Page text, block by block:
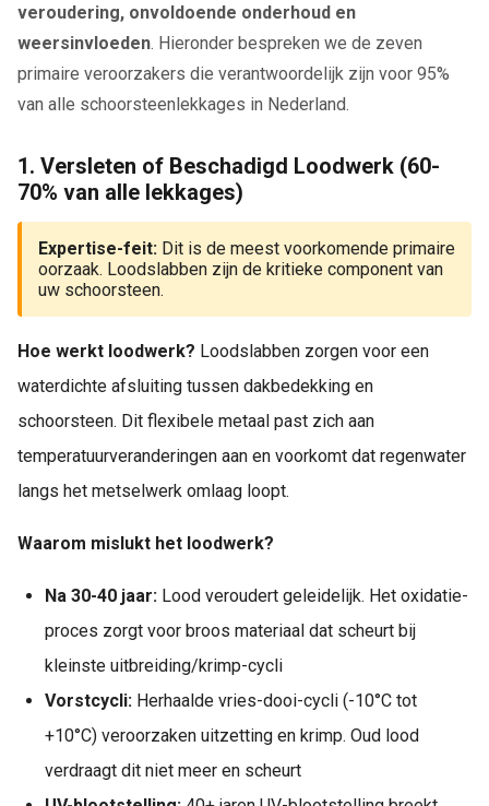
veroudering, onvoldoende onderhoud en
weersinvloeden. Hieronder bespreken we de zeven
primaire veroorzakers die verantwoordelijk zijn voor 95%
van alle schoorsteenlekkages in Nederland.
1. Versleten of Beschadigd Loodwerk (60-
70% van alle lekkages)
Expertise-feit: Dit is de meest voorkomende primaire
oorzaak. Loodslabben zijn de kritieke component van
uw schoorsteen.
Hoe werkt loodwerk? Loodslabben zorgen voor een
waterdichte afsluiting tussen dakbedekking en
schoorsteen. Dit flexibele metaal past zich aan
temperatuurveranderingen aan en voorkomt dat regenwater
langs het metselwerk omlaag loopt.
Waarom mislukt het loodwerk?
Na 30-40 jaar: Lood veroudert geleidelijk. Het oxidatie-
proces zorgt voor broos materiaal dat scheurt bij
kleinste uitbreiding/krimp-cycli
Vorstcycli: Herhaalde vries-dooi-cycli (-10°C tot
+10°C) veroorzaken uitzetting en krimp. Oud lood
verdraagt dit niet meer en scheurt